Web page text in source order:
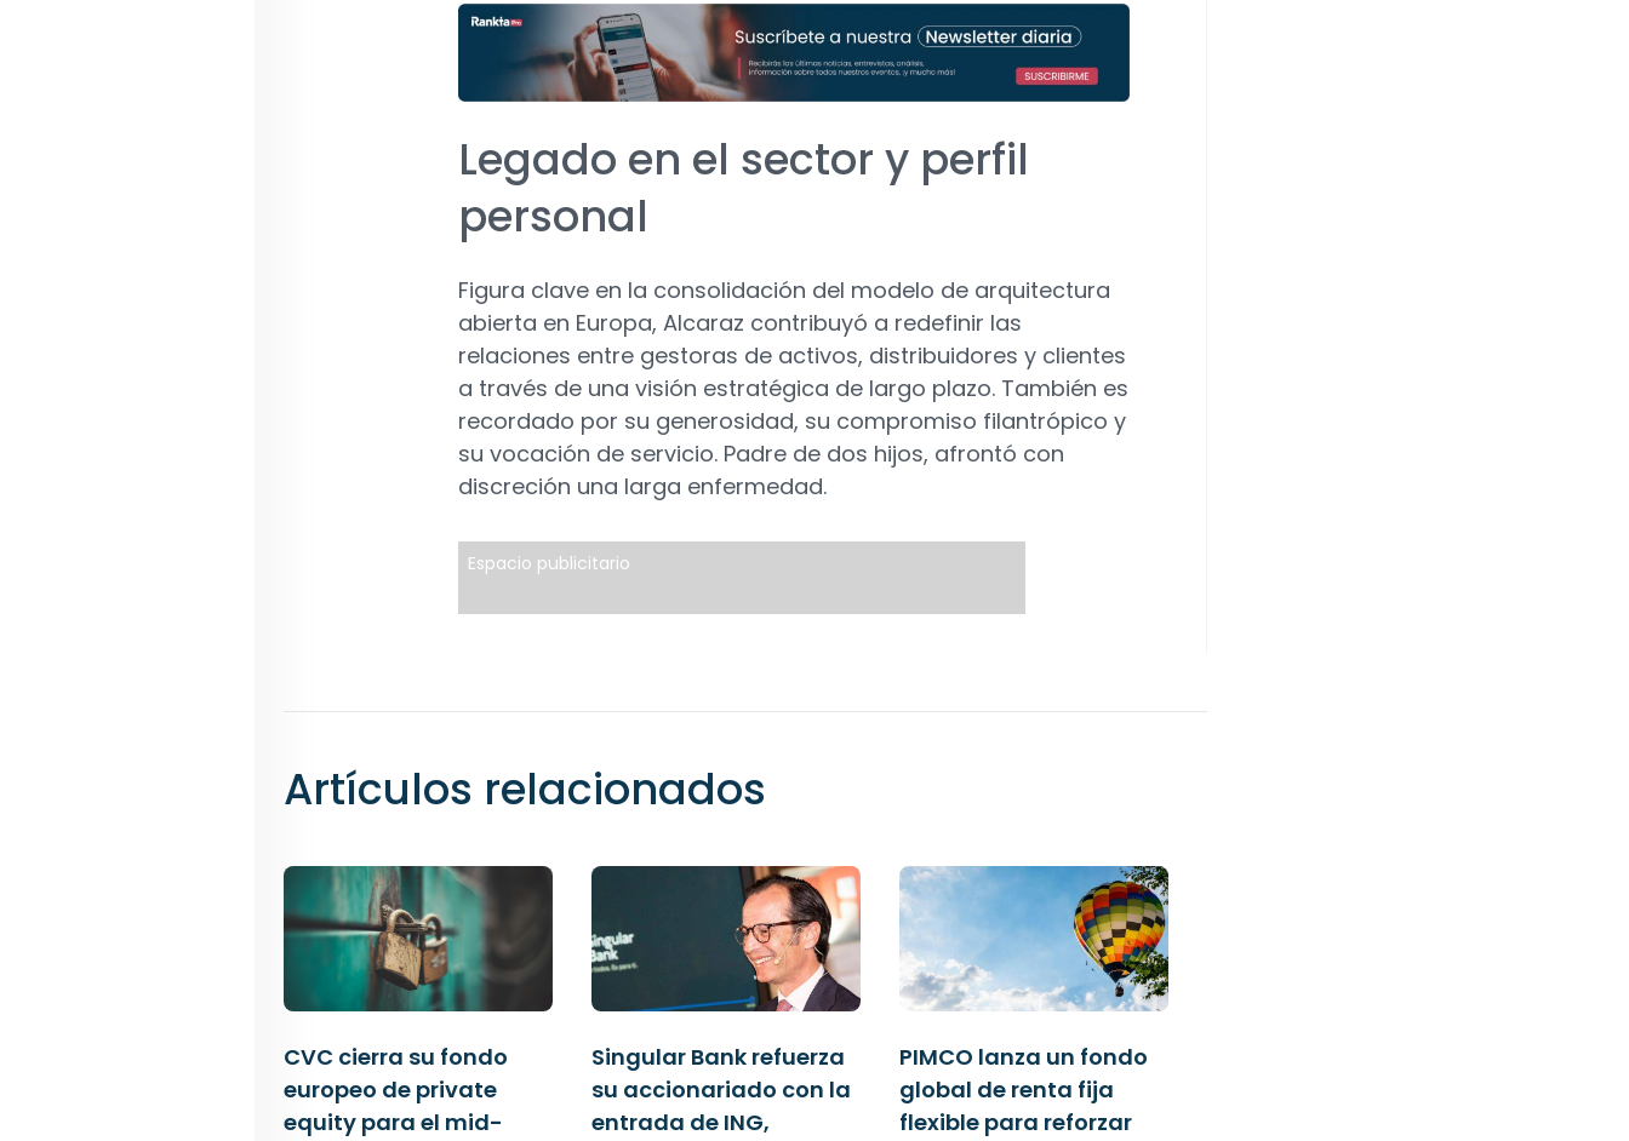
Legado en el sector y perfil
personal
Figura clave en la consolidación del modelo de arquitectura
abierta en Europa, Alcaraz contribuyó a redefinir las
relaciones entre gestoras de activos, distribuidores y clientes
a través de una visión estratégica de largo plazo. También es
recordado por su generosidad, su compromiso filantrópico y
su vocación de servicio. Padre de dos hijos, afrontó con
discreción una larga enfermedad.
Espacio publicitario
Artículos relacionados
CVC cierra su fondo
europeo de private
equity para el mid-
Singular Bank refuerza
su accionariado con la
entrada de ING,
PIMCO lanza un fondo
global de renta fija
flexible para reforzar